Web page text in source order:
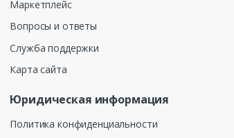
Маркетплейс
Вопросы и ответы
Служба поддержки
Карта сайта
Юридическая информация
Политика конфиденциальности